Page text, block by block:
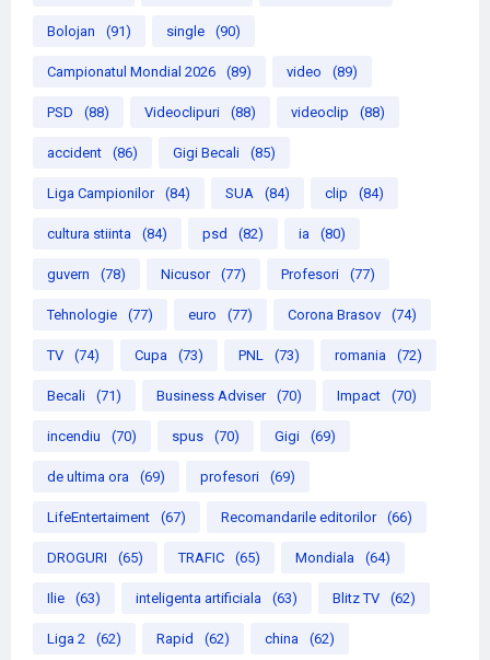
Bolojan (91) single (90)
Campionatul Mondial 2026 (89) video (89)
PSD (88) Videoclipuri (88) videoclip (88)
accident (86) Gigi Becali (85)
Liga Campionilor (84) SUA (84) clip (84)
cultura stiinta (84) psd (82) ia (80)
guvern (78) Nicusor (77) Profesori (77)
Tehnologie (77) euro (77) Corona Brasov (74)
TV (74) Cupa (73) PNL (73) romania (72)
Becali (71) Business Adviser (70) Impact (70)
incendiu (70) spus (70) Gigi (69)
de ultima ora (69) profesori (69)
LifeEntertaiment (67) Recomandarile editorilor (66)
DROGURI (65) TRAFIC (65) Mondiala (64)
Ilie (63) inteligenta artificiala (63) Blitz TV (62)
Liga 2 (62) Rapid (62) china (62)